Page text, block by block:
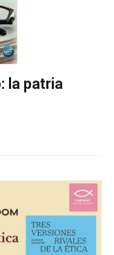
la patria